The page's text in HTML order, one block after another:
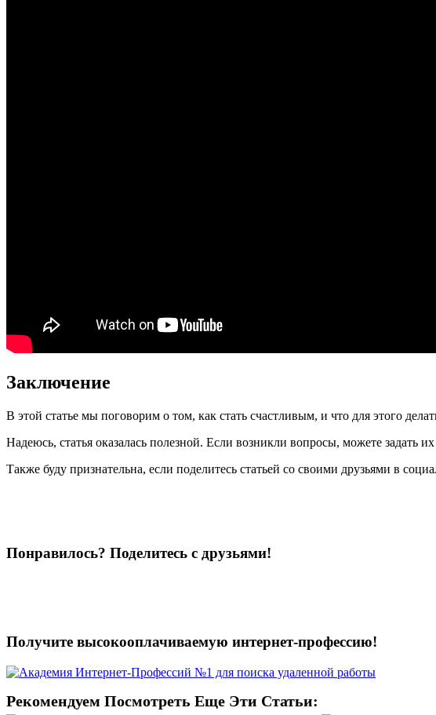
Заключение
В этой статье мы поговорим о том, как стать счастливым, и что для этого
Надеюсь, статья оказалась полезной. Если возникли вопросы, можете задать
Также буду признательна, если поделитесь статьей со своими друзьями в
Понравилось? Поделитесь с друзьями!
Получите высокооплачиваемую интернет-профессию!
Рекомендуем Посмотреть Еще Эти Статьи: